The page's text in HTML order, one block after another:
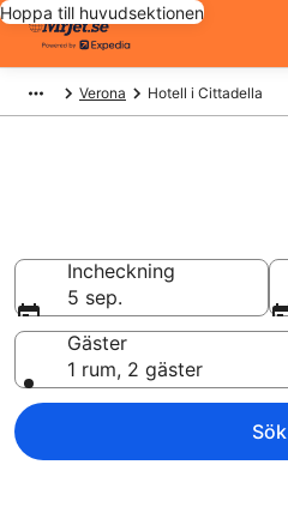
Hoppa till huvudsektionen
Verona Hotell i Cittadella
Incheckning
5 sep.
Gäster
1 rum, 2 gäster
Sök